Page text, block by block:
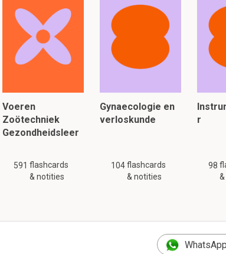
Voeren
Zoötechniek
Gezondheidsleer
591 flashcards
& notities
Gynaecologie en
verloskunde
104flashcards
& notities
r
98